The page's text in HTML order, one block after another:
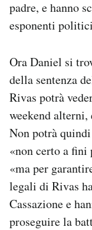
padre, e hanno
esponenti
Ora Daniel si
della sentenza
Rivas potrà
weekend alterni,
Non potrà
«non certo a
«ma per
legali di Rivas
Cassazione e
proseguire la